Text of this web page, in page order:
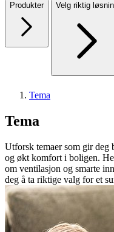
Produkter Velg riktig
Tema
Tema
Utforsk temaer som gir deg
og økt komfort i boligen.
om ventilasjon og smarte
deg å ta riktige valg for et